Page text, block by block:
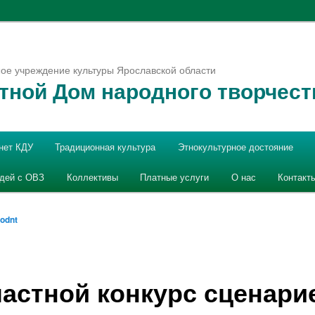
учреждение культуры Ярославской области
Дом народного
КДУ Традиционная культура Этнокультурное достояние
с ОВЗ Коллективы Платные услуги О нас
конкурс
odnt